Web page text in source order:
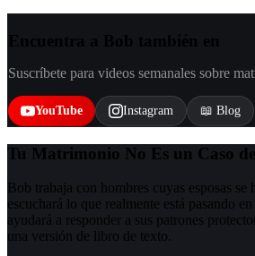
Suscríbete para videos semanales sobre
YouTube Instagram 📖 Blog
Tu Matrimonio No Es un Caso
Bob trabaja con hombres cuyas esposas se
escuchará lo que realmente está pasando
ayudará a responder a sus patrones
una versión de libro de texto.